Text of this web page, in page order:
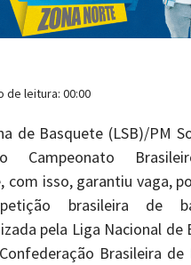
de leitura: 00:00
de Basquete (LSB)/PM
Campeonato
com isso, garantiu vaga,
brasileira de
pela Liga Nacional de
Brasileira de